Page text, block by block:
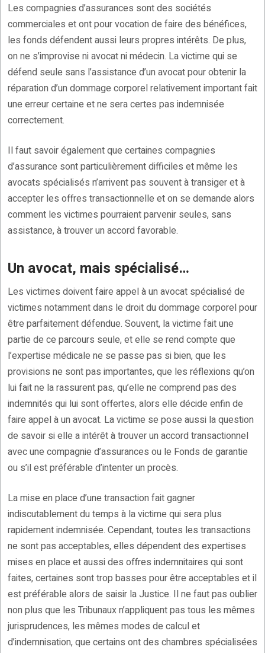
Les compagnies d’assurances sont des sociétés
commerciales et ont pour vocation de faire des bénéfices,
les fonds défendent aussi leurs propres intérêts. De plus,
on ne s’improvise ni avocat ni médecin. La victime qui se
défend seule sans l’assistance d’un avocat pour obtenir la
réparation d’un dommage corporel relativement important fait
une erreur certaine et ne sera certes pas indemnisée
correctement.
Il faut savoir également que certaines compagnies
d’assurance sont particulièrement difficiles et même les
avocats spécialisés n’arrivent pas souvent à transiger et à
accepter les offres transactionnelle et on se demande alors
comment les victimes pourraient parvenir seules, sans
assistance, à trouver un accord favorable.
Un avocat, mais spécialisé…
Les victimes doivent faire appel à un avocat spécialisé de
victimes notamment dans le droit du dommage corporel pour
être parfaitement défendue. Souvent, la victime fait une
partie de ce parcours seule, et elle se rend compte que
l’expertise médicale ne se passe pas si bien, que les
provisions ne sont pas importantes, que les réflexions qu’on
lui fait ne la rassurent pas, qu’elle ne comprend pas des
indemnités qui lui sont offertes, alors elle décide enfin de
faire appel à un avocat. La victime se pose aussi la question
de savoir si elle a intérêt à trouver un accord transactionnel
avec une compagnie d’assurances ou le Fonds de garantie
ou s’il est préférable d’intenter un procès.
La mise en place d’une transaction fait gagner
indiscutablement du temps à la victime qui sera plus
rapidement indemnisée. Cependant, toutes les transactions
ne sont pas acceptables, elles dépendent des expertises
mises en place et aussi des offres indemnitaires qui sont
faites, certaines sont trop basses pour être acceptables et il
est préférable alors de saisir la Justice. Il ne faut pas oublier
non plus que les Tribunaux n’appliquent pas tous les mêmes
jurisprudences, les mêmes modes de calcul et
d’indemnisation, que certains ont des chambres spécialisées